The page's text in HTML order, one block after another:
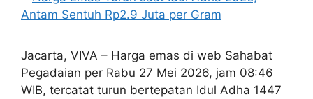
Jacarta, VIVA – Harga emas di web Sahabat
Pegadaian per Rabu 27 Mei 2026, jam 08:46
WIB, tercatat turun bertepatan Idul Adha 1447